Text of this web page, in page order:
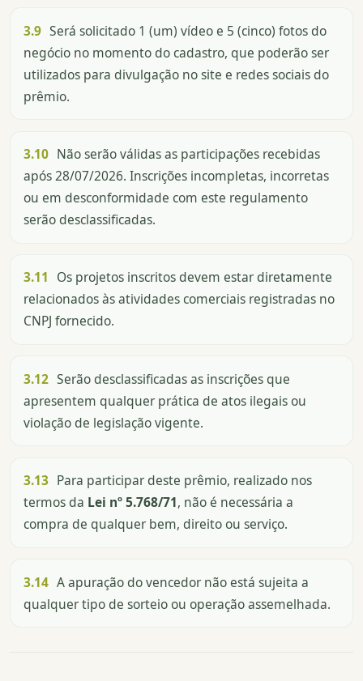
3.9 Será solicitado 1 (um) vídeo e 5 (cinco) fotos do
negócio no momento do cadastro, que poderão ser
utilizados para divulgação no site e redes sociais do
prêmio.
3.10 Não serão válidas as participações recebidas
após 28/07/2026. Inscrições incompletas, incorretas
ou em desconformidade com este regulamento
serão desclassificadas.
3.11 Os projetos inscritos devem estar diretamente
relacionados às atividades comerciais registradas no
CNPJ fornecido.
3.12 Serão desclassificadas as inscrições que
apresentem qualquer prática de atos ilegais ou
violação de legislação vigente.
3.13 Para participar deste prêmio, realizado nos
termos da Lei nº 5.768/71, não é necessária a
compra de qualquer bem, direito ou serviço.
3.14 A apuração do vencedor não está sujeita a
qualquer tipo de sorteio ou operação assemelhada.